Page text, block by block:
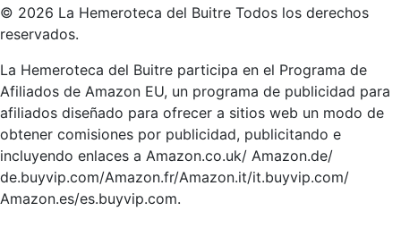
© 2026 La Hemeroteca del Buitre Todos los derechos
reservados.
La Hemeroteca del Buitre participa en el Programa de
Afiliados de Amazon EU, un programa de publicidad para
afiliados diseñado para ofrecer a sitios web un modo de
obtener comisiones por publicidad, publicitando e
incluyendo enlaces a Amazon.co.uk/ Amazon.de/
de.buyvip.com/Amazon.fr/Amazon.it/it.buyvip.com/
Amazon.es/es.buyvip.com.